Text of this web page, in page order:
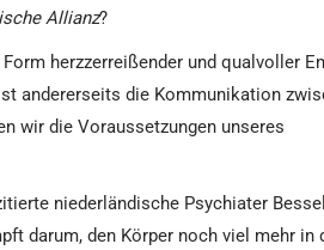
Allianz?
herzzerreißender und qualvoller
andererseits die Kommunikation
wir die Voraussetzungen unseres
niederländische Psychiater
darum, den Körper noch viel mehr in